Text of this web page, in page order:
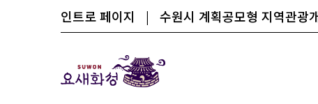
인트로 페이지 | 수원시 계획공모형 지역관광